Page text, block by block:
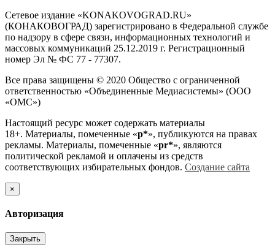
Сетевое издание «KONAKOVOGRAD.RU»
(КОНАКОВОГРАД) зарегистрировано в Федеральной службе
по надзору в сфере связи, информационных технологий и
массовых коммуникаций 25.12.2019 г. Регистрационный
номер Эл № ФС 77 - 77307.
Все права защищены © 2020 Общество с ограниченной
ответственностью «Объединенные Медиасистемы» (ООО
«ОМС»)
Настоящий ресурс может содержать материалы
18+. Материалы, помеченные «р*», публикуются на правах
рекламы. Материалы, помеченные «рr*», являются
политической рекламой и оплачены из средств
соответствующих избирательных фондов. Создание сайта
×
Авторизация
Закрыть